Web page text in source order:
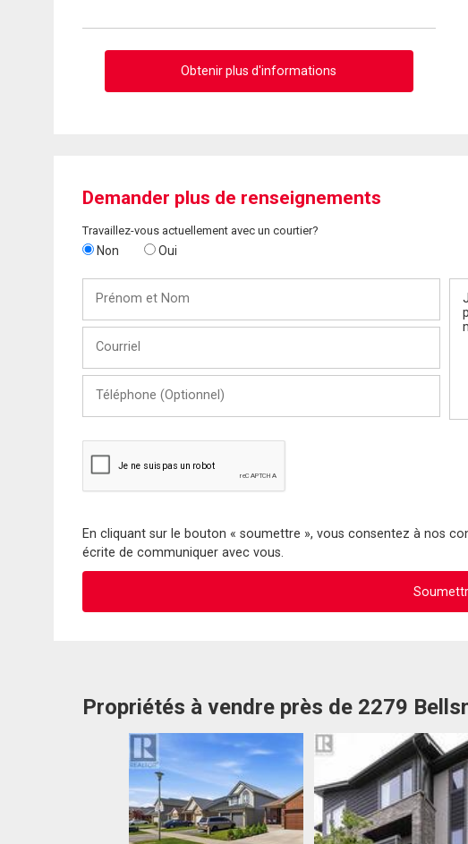
Obtenir plus d'informations
Demander plus de renseignements
Travaillez-vous actuellement avec un courtier?
Non Oui
Nom
(Optionnel)
En cliquant sur le bouton « soumettre », vous consentez à nos
écrite de communiquer avec vous.
Propriétés à vendre près de 2279